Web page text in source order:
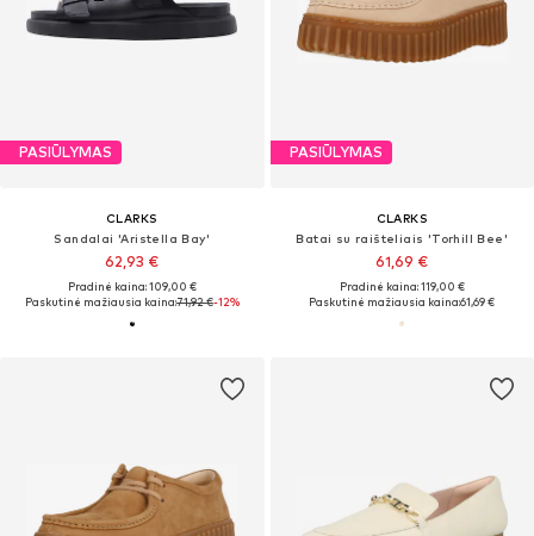
PASIŪLYMAS
CLARKS
Sandalai 'Aristella Bay'
62,93 €
Pradinė kaina: 109,00 €
Paskutinė mažiausia kaina:71,92 €-12%
PASIŪLYMAS
CLARKS
Batai su raišteliais 'Torhill Bee'
61,69 €
Pradinė kaina: 119,00 €
Paskutinė mažiausia kaina:61,69 €